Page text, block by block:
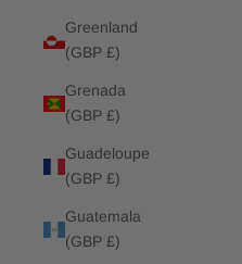
Greenland
(GBP £)
Grenada
(GBP £)
Guadeloupe
(GBP £)
Guatemala
(GBP £)